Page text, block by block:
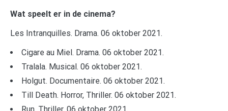
Wat speelt er in de cinema?
Les Intranquilles. Drama. 06 oktober 2021.
Cigare au Miel. Drama. 06 oktober 2021.
Tralala. Musical. 06 oktober 2021.
Holgut. Documentaire. 06 oktober 2021.
Till Death. Horror, Thriller. 06 oktober 2021.
Run. Thriller. 06 oktober 2021.